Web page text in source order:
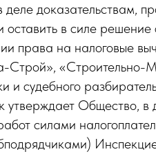
доказательствам,
оставить в силе
права на налоговые
«Строительно-
и судебного
утверждает Общество, в
силами